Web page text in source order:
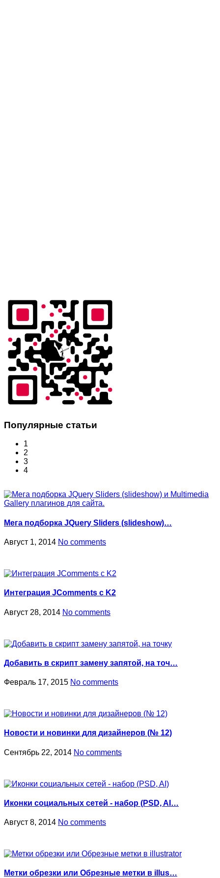
Популярные статьи
1
2
3
4
Мега подборка JQuery Sliders (slideshow)…
Август 1, 2014 No comments
Интеграция JComments с K2
Август 28, 2014 No comments
Добавить в скрипт замену запятой, на точ…
Февраль 17, 2015 No comments
Новости и новинки для дизайнеров (№ 12)
Сентябрь 22, 2014 No comments
Иконки социальных сетей - набор (PSD, AI…
Август 8, 2014 No comments
Метки обрезки или Обрезные метки в illus…